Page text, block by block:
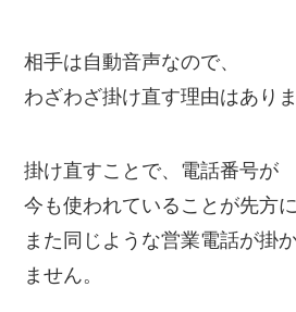
相手は自動音声なので、
わざわざ掛け直す理由はありま
掛け直すことで、電話番号が
今も使われていることが先方
また同じような営業電話が掛
ません。